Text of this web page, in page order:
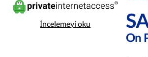
İncelemeyi oku
On